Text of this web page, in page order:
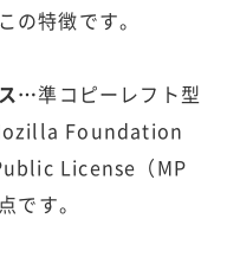
の特徴です。
…準コピーレフト型
Foundation
License（MP
です。